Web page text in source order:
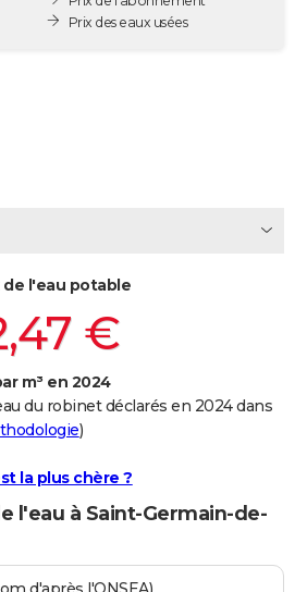
Prix des eaux usées
de l'eau potable
€
m³ en 2024
du robinet déclarés en 2024 dans
)
la plus chère ?
l'eau à Saint-Germain-de-